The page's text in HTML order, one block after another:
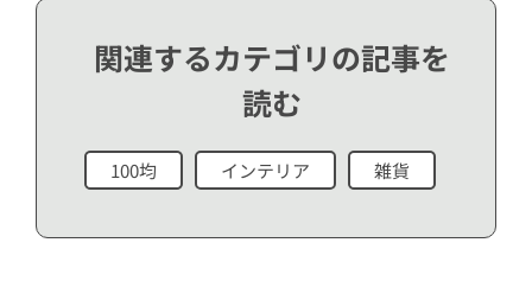
関連するカテゴリの記事を
読む
100均 インテリア 雑貨